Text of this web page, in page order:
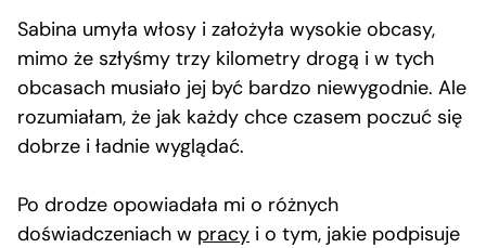
Sabina umyła włosy i założyła wysokie obcasy,
mimo że szłyśmy trzy kilometry drogą i w tych
obcasach musiało jej być bardzo niewygodnie. Ale
rozumiałam, że jak każdy chce czasem poczuć się
dobrze i ładnie wyglądać.
Po drodze opowiadała mi o różnych
doświadczeniach w pracy i o tym, jakie podpisuje